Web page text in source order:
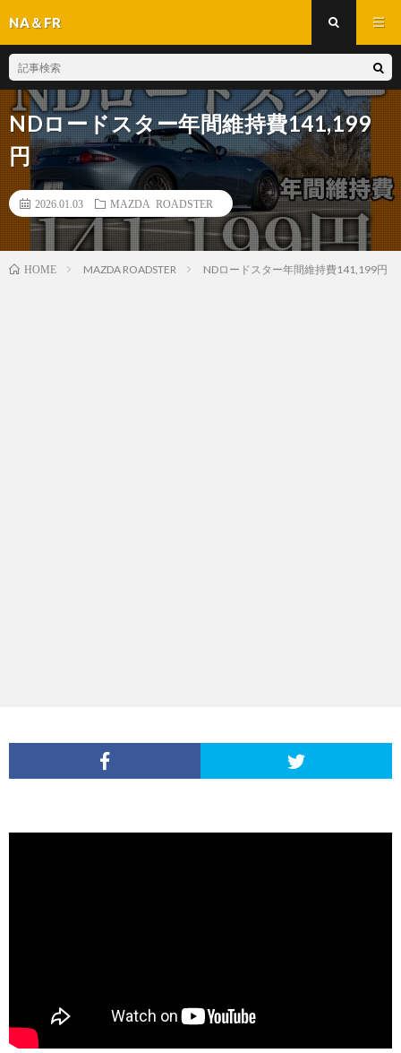
NA＆FR
NDロードスター年間維持費141,199
円
2026.01.03 MAZDA ROADSTER
HOME MAZDA ROADSTER NDロードスター年間維持費141,199円